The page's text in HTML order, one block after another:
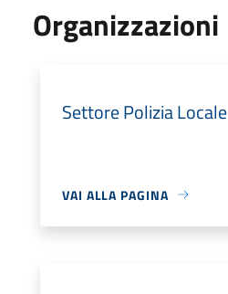
Organizzazioni
Settore Polizia Locale
VAI ALLA PAGINA